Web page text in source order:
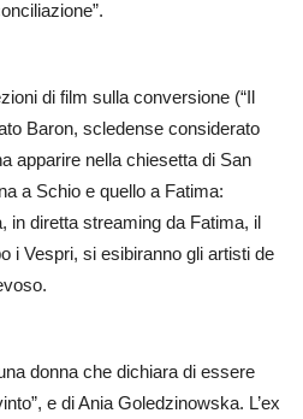
di film sulla conversione (“Il
Baron, scledense considerato
apparire nella chiesetta di San
a Schio e quello a Fatima:
in diretta streaming da Fatima, il
i Vespri, si esibiranno gli artisti de
donna che dichiara di essere
e di Ania Goledzinowska. L’ex